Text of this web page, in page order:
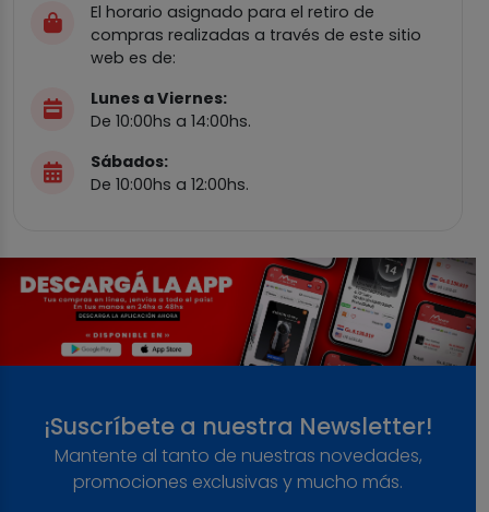
El horario asignado para el retiro de
compras realizadas a través de este sitio
web es de:
Lunes a Viernes:
De 10:00hs a 14:00hs.
Sábados:
De 10:00hs a 12:00hs.
¡Suscríbete a nuestra Newsletter!
Mantente al tanto de nuestras novedades,
promociones exclusivas y mucho más.